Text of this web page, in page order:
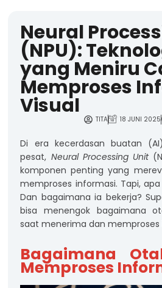
Neural
(NPU):
yang Meniru
Memproses
Visual
TITA 18 JUNI 2025
Di era kecerdasan buatan
pesat, Neural Processing Unit
komponen penting yang
memproses informasi. Tapi,
Dan bagaimana ia bekerja?
bisa menengok bagaimana
saat menerima dan memproses
Bagaimana
Memproses